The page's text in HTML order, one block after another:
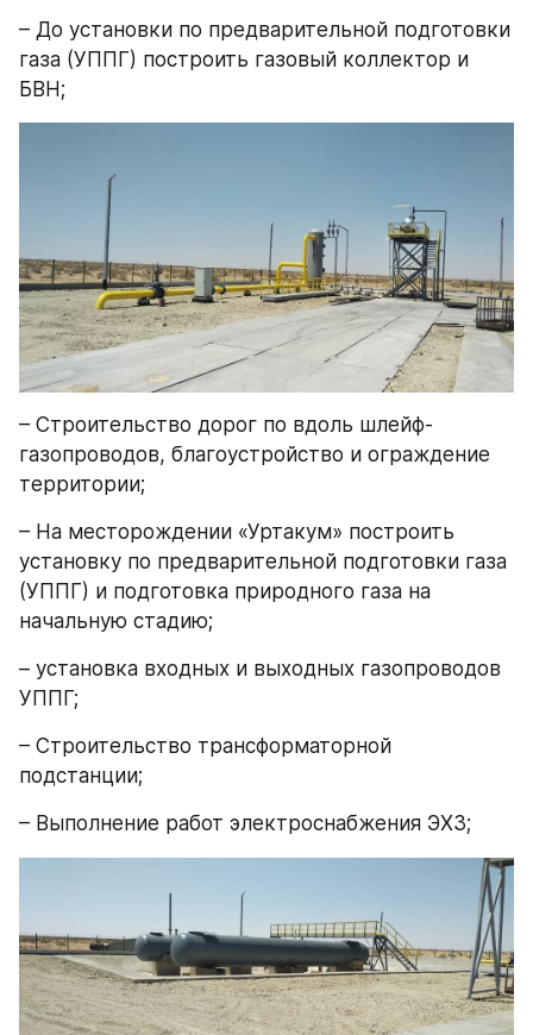
– До установки по предварительной подготовки
газа (УППГ) построить газовый коллектор и
БВН;
– Строительство дорог по вдоль шлейф-
газопроводов, благоустройство и ограждение
территории;
– На месторождении «Уртакум» построить
установку по предварительной подготовки газа
(УППГ) и подготовка природного газа на
начальную стадию;
– установка входных и выходных газопроводов
УППГ;
– Строительство трансформаторной
подстанции;
– Выполнение работ электроснабжения ЭХЗ;